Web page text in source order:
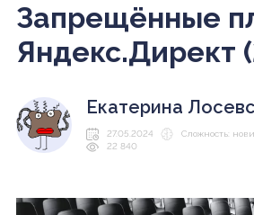
Запрещённые
Яндекс.Директ
Екатерина
27.05.2024 Сложность:
22 840